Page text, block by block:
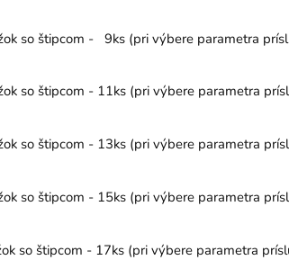
so štipcom - 9ks (pri výbere parametra
so štipcom - 11ks (pri výbere parametra
so štipcom - 13ks (pri výbere parametra
so štipcom - 15ks (pri výbere parametra
so štipcom - 17ks (pri výbere parametra